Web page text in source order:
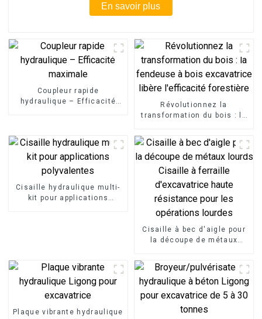
En savoir plus
Coupleur rapide
hydraulique – Efficacité
Révolutionnez la
transformation du bois : la
l'efficacité forestière
Cisaille hydraulique multi-
kit pour applications
Cisaille à bec d'aigle pour
la découpe de métaux
résistance pour les
opérations lourdes
Plaque vibrante hydraulique